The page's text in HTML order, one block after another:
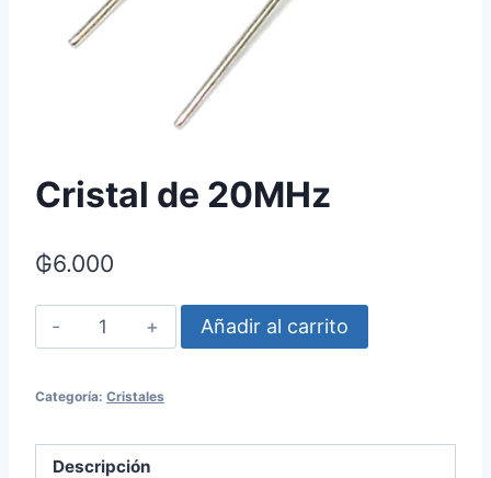
Cristal de 20MHz
₲6.000
Cristal
de
cantidad
Añadir al carrito
Categoría: Cristales
Descripción